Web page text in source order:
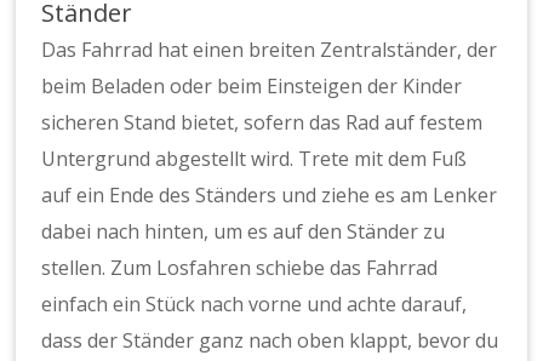
Ständer
Das Fahrrad hat einen breiten Zentralständer, der
beim Beladen oder beim Einsteigen der Kinder
sicheren Stand bietet, sofern das Rad auf festem
Untergrund abgestellt wird. Trete mit dem Fuß
auf ein Ende des Ständers und ziehe es am Lenker
dabei nach hinten, um es auf den Ständer zu
stellen. Zum Losfahren schiebe das Fahrrad
einfach ein Stück nach vorne und achte darauf,
dass der Ständer ganz nach oben klappt, bevor du